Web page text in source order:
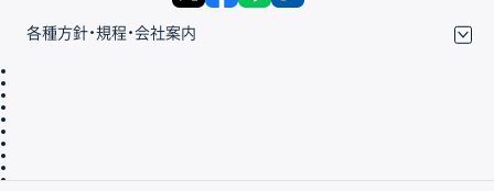
各種方針・規程・会社案内
会社案内